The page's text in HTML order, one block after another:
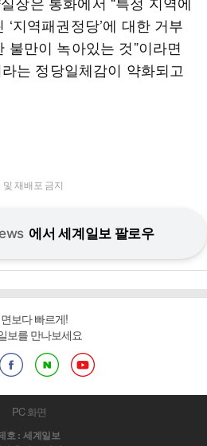
지역패권정당’에 대한 거부
불만이 녹아있는 것”이라면
라는 정당일체감이 약화되고
재배포 금지
에서 세계일보 팔로우
보다 빠르게!
보를 만나보세요
PC 화면
호 : 세계일보